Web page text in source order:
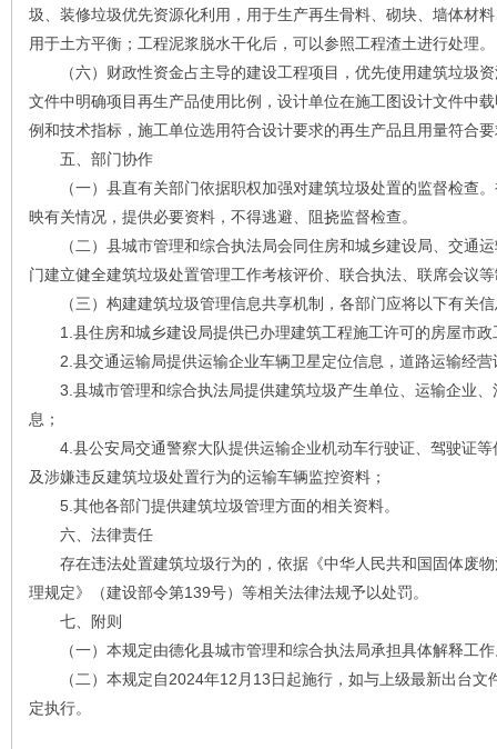
圾、装修垃圾优先资源化利用，用于生产再生骨料、砌块、墙体材
用于土方平衡；工程泥浆脱水干化后，可以参照工程渣土进行处理。
（六）财政性资金占主导的建设工程项目，优先使用建筑垃圾资
文件中明确项目再生产品使用比例，设计单位在施工图设计文件中
例和技术指标，施工单位选用符合设计要求的再生产品且用量符合
五、部门协作
（一）县直有关部门依据职权加强对建筑垃圾处置的监督检查。
映有关情况，提供必要资料，不得逃避、阻挠监督检查。
（二）县城市管理和综合执法局会同住房和城乡建设局、交通运
门建立健全建筑垃圾处置管理工作考核评价、联合执法、联席会议
（三）构建建筑垃圾管理信息共享机制，各部门应将以下有关信
1.县住房和城乡建设局提供已办理建筑工程施工许可的房屋市政
2.县交通运输局提供运输企业车辆卫星定位信息，道路运输经营
3.县城市管理和综合执法局提供建筑垃圾产生单位、运输企业、
息；
4.县公安局交通警察大队提供运输企业机动车行驶证、驾驶证等
及涉嫌违反建筑垃圾处置行为的运输车辆监控资料；
5.其他各部门提供建筑垃圾管理方面的相关资料。
六、法律责任
存在违法处置建筑垃圾行为的，依据《中华人民共和国固体废物
理规定》（建设部令第139号）等相关法律法规予以处罚。
七、附则
（一）本规定由德化县城市管理和综合执法局承担具体解释工作
（二）本规定自2024年12月13日起施行，如与上级最新出台文
定执行。